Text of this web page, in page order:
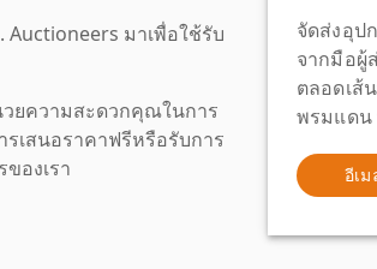
มาเพื่อใช้รับ
วยความสะดวกคุณในการ
เสนอราคาฟรีหรือรับการ
องเรา
จัดส่งอุป
จากมือผู้
ตลอดเส้
พรมแดน
อีเม